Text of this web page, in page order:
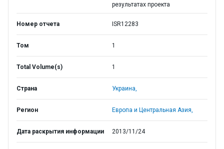
результатах проекта
Номер отчета ISR12283
Том 1
Total Volume(s) 1
Страна Украина,
Регион Европа и Центральная Азия,
Дата раскрытия информации 2013/11/24